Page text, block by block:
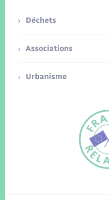
Déchets
Associations
Urbanisme